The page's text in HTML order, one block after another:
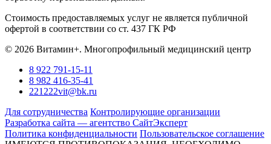
Стоимость предоставляемых услуг не является публичной
офертой в соответствии со ст. 437 ГК РФ
© 2026 Витамин+. Многопрофильный медицинский центр
8 922 791-15-11
8 982 416-35-41
221222vit@bk.ru
Для сотрудничества Контролирующие организации
Разработка сайта — агентство СайтЭксперт
Политика конфиденциальности Пользовательское соглашение